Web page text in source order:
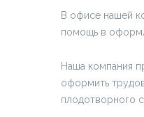
В офисе нашей
помощь в
Наша компания
оформить
плодотворного